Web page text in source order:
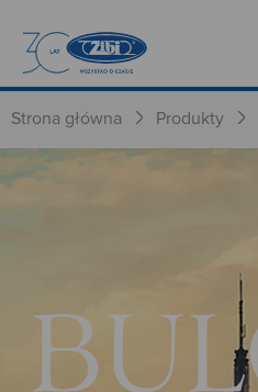
Strona główna Produkty